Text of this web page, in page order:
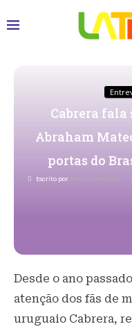
Cabrera fala
Abraham
portas do
Escrito por
Desde o ano
atenção dos fãs de
uruguaio Cabrera,